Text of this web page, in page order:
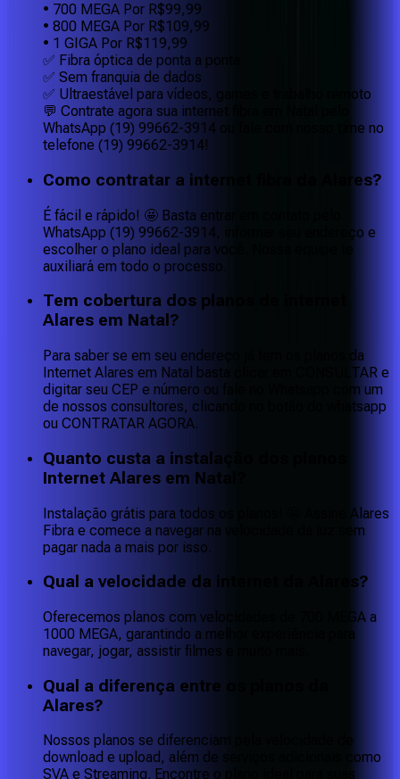
• 700 MEGA Por R$99,99
• 800 MEGA Por R$109,99
• 1 GIGA Por R$119,99
✅ Fibra óptica de ponta a ponta
✅ Sem franquia de dados
✅ Ultraestável para vídeos, games e trabalho remoto
💬 Contrate agora sua internet fibra em Natal pelo
WhatsApp (19) 99662-3914 ou fale com nosso time no
telefone (19) 99662-3914!
Como contratar a internet fibra da Alares?
É fácil e rápido! 🤩 Basta entrar em contato pelo
WhatsApp (19) 99662-3914, informar seu endereço e
escolher o plano ideal para você. Nossa equipe te
auxiliará em todo o processo.
Tem cobertura dos planos de internet
Alares em Natal?
Para saber se em seu endereço já tem os planos da
Internet Alares em Natal basta clicar em CONSULTAR e
digitar seu CEP e número ou fale no Whatsapp com um
de nossos consultores, clicando no botão do whatsapp
ou CONTRATAR AGORA.
Quanto custa a instalação dos planos
Internet Alares em Natal?
Instalação grátis para todos os planos! 🤩 Assine Alares
Fibra e comece a navegar na velocidade da luz sem
pagar nada a mais por isso.
Qual a velocidade da internet da Alares?
Oferecemos planos com velocidades de 700 MEGA a
1000 MEGA, garantindo a melhor experiência para
navegar, jogar, assistir filmes e muito mais.
Qual a diferença entre os planos da
Alares?
Nossos planos se diferenciam pela velocidade de
download e upload, além de serviços adicionais como
SVA e Streaming. Encontre o plano ideal para suas